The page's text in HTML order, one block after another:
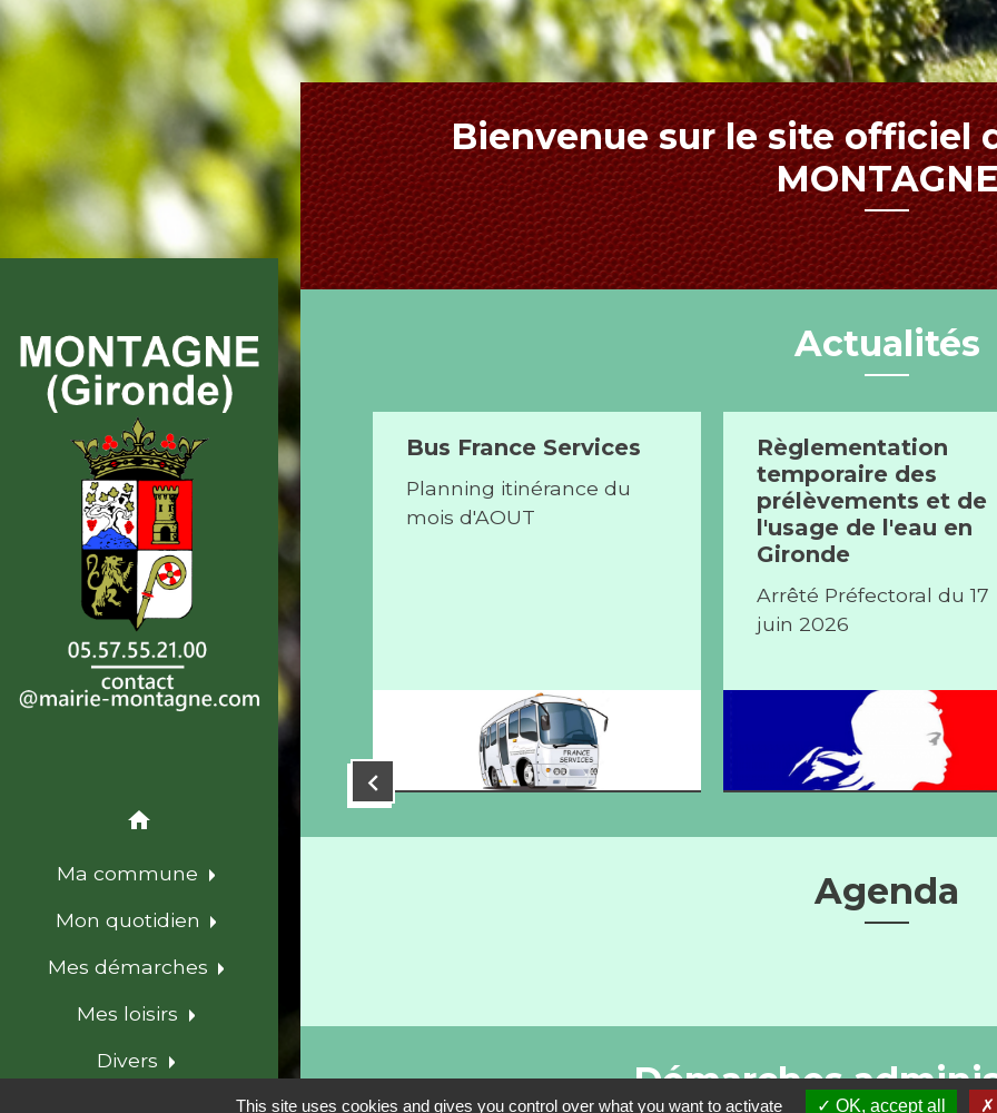
home
Ma commune
Mon quotidien
Mes démarches
Mes loisirs
Divers
Bienvenue sur le site officiel
Actualités
Traitement de la
vigne et protection
des riverains
Consultez la note
d'information du Conseil
interprofessionnel des
vins de Bordeaux et de la
Chambre d'agriculture de
la Gironde
Bus France Services
Planning itinérance du
mois d'AOUT
Règlementation
temporaire des
prélèvements et de
l'usage de l'eau en
Gironde
Arrêté Préfectoral du 17
juin 2026
chevron_left
Agenda
Démarches
This site uses cookies and gives you control over what you want to activate OK, accept all